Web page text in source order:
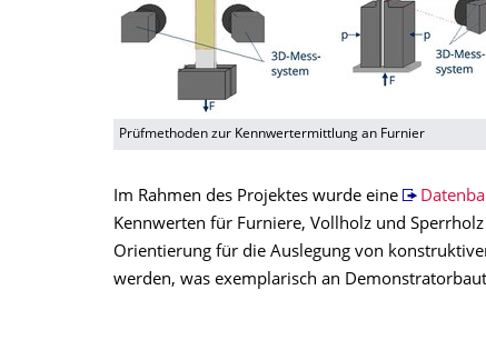
Prüfmethoden zur Kennwertermittlung an Furnier
Im Rahmen des Projektes wurde eine
Kennwerten für Furniere, Vollholz und
Orientierung für die Auslegung von
werden, was exemplarisch an